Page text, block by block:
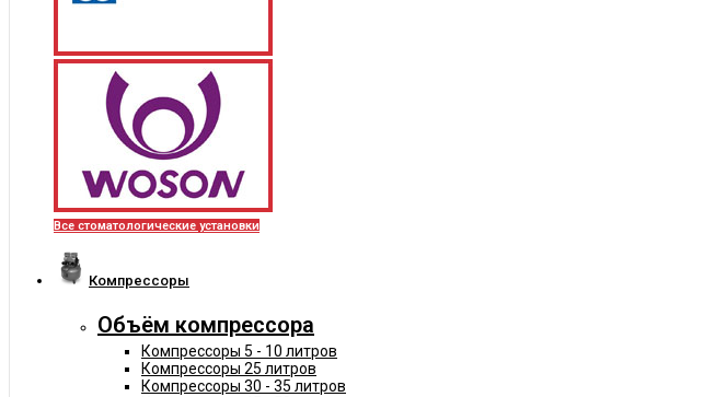
Все стоматологические установки
Компрессоры
Объём компрессора
Компрессоры 5 - 10 литров
Компрессоры 25 литров
Компрессоры 30 - 35 литров